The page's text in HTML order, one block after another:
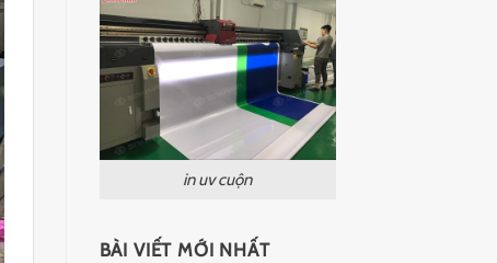
in uv cuộn
BÀI VIẾT MỚI NHẤT